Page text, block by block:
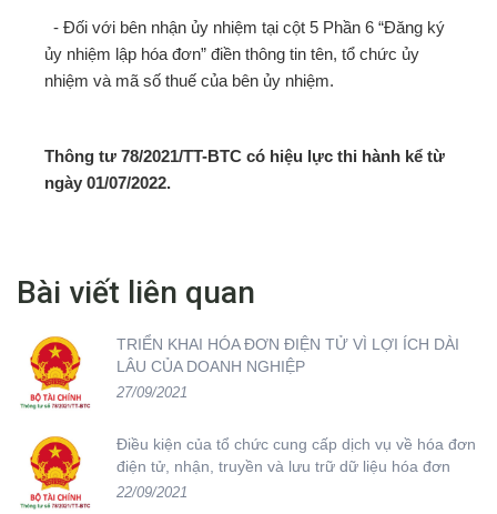
- Đối với bên nhận ủy nhiệm tại cột 5 Phần 6 “Đăng ký
ủy nhiệm lập hóa đơn” điền thông tin tên, tổ chức ủy
nhiệm và mã số thuế của bên ủy nhiệm.
Thông tư 78/2021/TT-BTC có hiệu lực thi hành kể từ
ngày 01/07/2022.
Bài viết liên quan
TRIỂN KHAI HÓA ĐƠN ĐIỆN TỬ VÌ LỢI ÍCH DÀI
LÂU CỦA DOANH NGHIỆP
27/09/2021
Điều kiện của tổ chức cung cấp dịch vụ về hóa đơn
điện tử, nhận, truyền và lưu trữ dữ liệu hóa đơn
22/09/2021